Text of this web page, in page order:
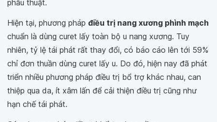
phẫu thuật.
Hiện tại, phương pháp điều trị nang xương phình mạch
chuẩn là dùng curet lấy toàn bộ u nang xương. Tuy
nhiên, tỷ lệ tái phát rất thay đổi, có báo cáo lên tới 59%
chỉ đơn thuần dùng curet lấy u. Do đó, hiện nay đã phát
triển nhiều phương pháp điều trị bổ trợ khác nhau, can
thiệp qua da, ít xâm lấn để cải thiện điều trị cũng như
hạn chế tái phát.